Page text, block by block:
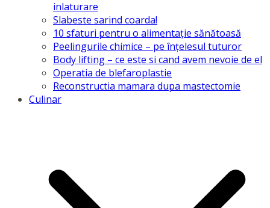
inlaturare
Slabeste sarind coarda!
10 sfaturi pentru o alimentație sănătoasă
Peelingurile chimice – pe înțelesul tuturor
Body lifting – ce este si cand avem nevoie de el
Operatia de blefaroplastie
Reconstructia mamara dupa mastectomie
Culinar